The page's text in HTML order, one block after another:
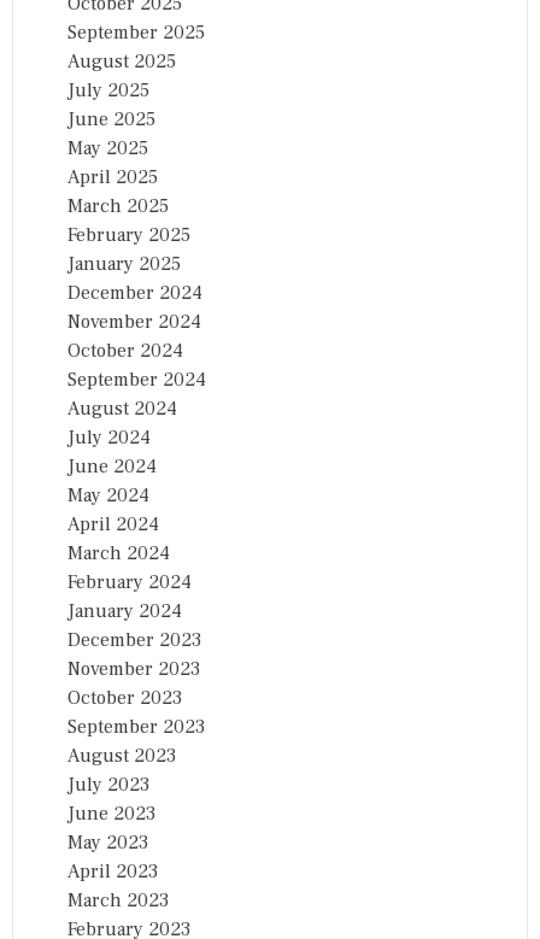
September 2025
August 2025
July 2025
June 2025
May 2025
April 2025
March 2025
February 2025
January 2025
December 2024
November 2024
October 2024
September 2024
August 2024
July 2024
June 2024
May 2024
April 2024
March 2024
February 2024
January 2024
December 2023
November 2023
October 2023
September 2023
August 2023
July 2023
June 2023
May 2023
April 2023
March 2023
February 2023